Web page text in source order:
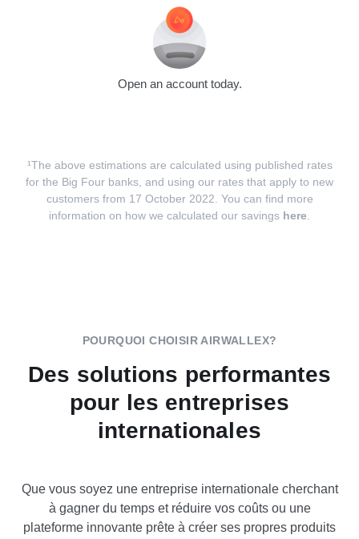
Open an account today.
¹The above estimations are calculated using published rates
for the Big Four banks, and using our rates that apply to new
customers from 17 October 2022. You can find more
information on how we calculated our savings here
POURQUOI CHOISIR AIRWALLEX?
Des solutions performantes
pour les entreprises
internationales
Que vous soyez une entreprise internationale cherchant
à gagner du temps et réduire vos coûts ou une
plateforme innovante prête à créer ses propres produits